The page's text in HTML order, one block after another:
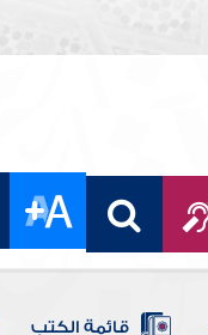
قائمة الكتب